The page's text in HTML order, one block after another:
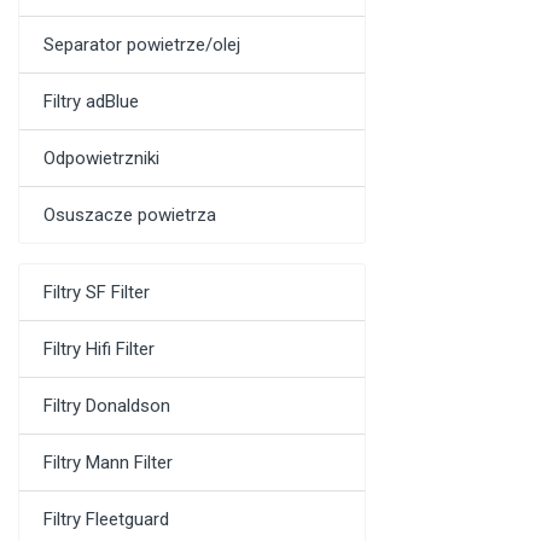
Separator powietrze/olej
Filtry adBlue
Odpowietrzniki
Osuszacze powietrza
Filtry SF Filter
Filtry Hifi Filter
Filtry Donaldson
Filtry Mann Filter
Filtry Fleetguard